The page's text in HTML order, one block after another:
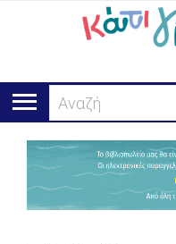
Αναζήτηση.